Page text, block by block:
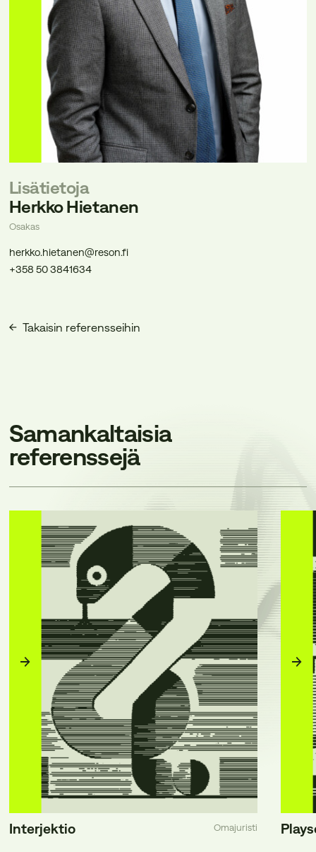
Lisätietoja
Herkko Hietanen
Osakas
herkko.hietanen@reson.fi
+358 50 3841634
Takaisin referensseihin
Samankaltaisia
referenssejä
Interjektio Omajuristi